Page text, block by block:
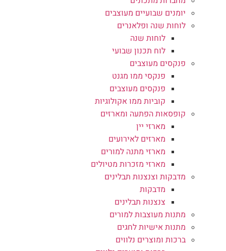
יומנים שבועיים מעוצבים
לוחות שנה ופלאנרים
לוחות שנה
לוח תכנון שבועי
פנקסים מעוצבים
פנקסי ממו מגנט
פנקסים מעוצבים
קוביות ממו אקולוגיות
קופסאות הפתעה ומארזים
מארזי יין
מארזים לאירועים
מארזי מתנה למורים
מארזי מזכרות מטיולים
מדבקות וצנצנות תבלינים
מדבקות
צנצנות תבלינים
מתנות מעוצבות למורים
מתנות אישיות לחגים
ברכות ומוצרים נלווים